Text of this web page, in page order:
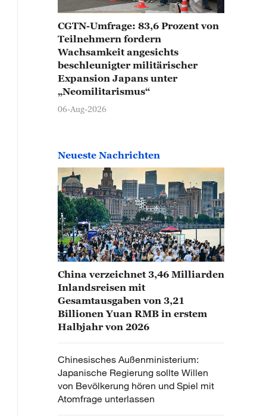
CGTN-Umfrage: 83,6 Prozent von
Teilnehmern fordern
Wachsamkeit angesichts
beschleunigter militärischer
Expansion Japans unter
„Neomilitarismus“
06-Aug-2026
Neueste Nachrichten
China verzeichnet 3,46 Milliarden
Inlandsreisen mit
Gesamtausgaben von 3,21
Billionen Yuan RMB in erstem
Halbjahr von 2026
Chinesisches Außenministerium:
Japanische Regierung sollte Willen
von Bevölkerung hören und Spiel mit
Atomfrage unterlassen